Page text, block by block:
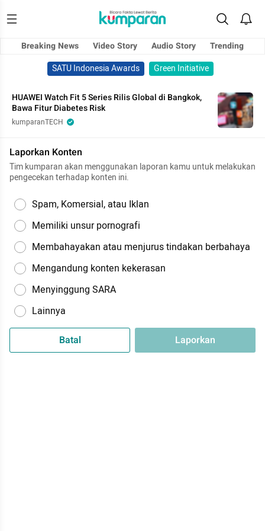
Breaking News Video Story Audio Story
Trending
SATU Indonesia Awards
Green Initiative
HUAWEI Watch Fit 5 Series Rilis Global di Bangkok,
Bawa Fitur Diabetes Risk
kumparanTECH
Laporkan Konten
Tim kumparan akan menggunakan laporan kamu untuk melakukan
pengecekan terhadap konten ini.
Spam, Komersial, atau Iklan
Memiliki unsur pornografi
Membahayakan atau menjurus tindakan berbahaya
Mengandung konten kekerasan
Menyinggung SARA
Lainnya
Batal Laporkan